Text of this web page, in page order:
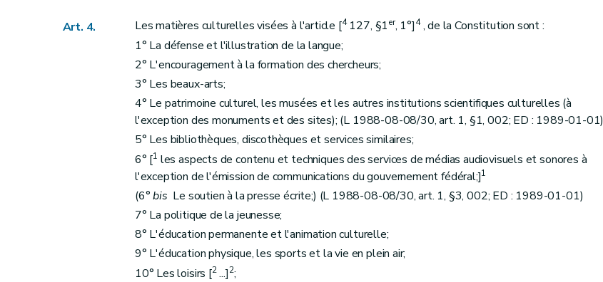
Sous-section 5 De la répartition des sièges et de la désignation des élus. (L 1993-07-16/30, art. 25, ED : 08-06-1995))
Art. 29
Art. 29bis
Art. 29ter
Art. 29quater
Art. 29 quinquies
Art. 29
Art. 29septies
Art. 29octies
Art. 29octies1
Art. 29nonies
Art. 29nonies1
Art. 29decies
Art. 4. Les matières culturelles visées à l'article [4127, §1er, 1°]4, de la Constitution sont :
1° La défense et l'illustration de la langue;
2° L'encouragement à la formation des chercheurs;
3° Les beaux-arts;
4° Le patrimoine culturel, les musées et les autres institutions scientifiques culturelles (à
l'exception des monuments et des sites); (L 1988-08-08/30, art. 1, §1, 002; ED : 1989-01-01)
5° Les bibliothèques, discothèques et services similaires;
6° [1 les aspects de contenu et techniques des services de médias audiovisuels et sonores à
l'exception de l'émission de communications du gouvernement fédéral;]1
(6°bis Le soutien à la presse écrite;) (L 1988-08-08/30, art. 1, §3, 002; ED : 1989-01-01)
7° La politique de la jeunesse;
8° L'éducation permanente et l'animation culturelle;
9° L'éducation physique, les sports et la vie en plein air;
10° Les loisirs [2...]2;